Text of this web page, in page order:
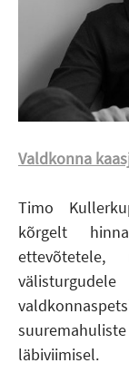
Valdkonna
Timo
kõrgelt
ettevõtetele,
läbiviimisel.